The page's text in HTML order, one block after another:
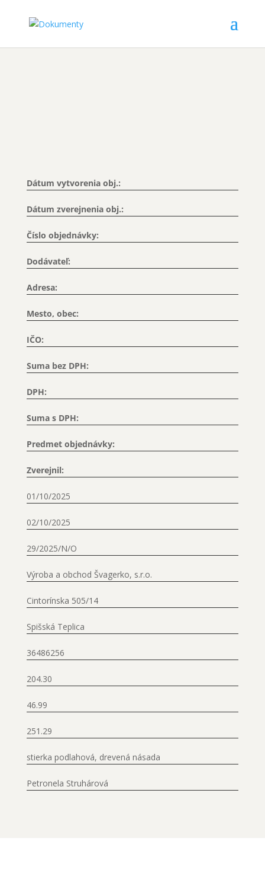
Dátum vytvorenia obj.:
Dátum zverejnenia obj.:
Číslo objednávky:
Dodávateľ:
Adresa:
Mesto, obec:
IČO:
Suma bez DPH:
DPH:
Suma s DPH:
Predmet objednávky:
Zverejnil:
01/10/2025
02/10/2025
29/2025/N/O
Výroba a obchod Švagerko, s.r.o.
Cintorínska 505/14
Spišská Teplica
36486256
204.30
46.99
251.29
stierka podlahová, drevená násada
Petronela Struhárová